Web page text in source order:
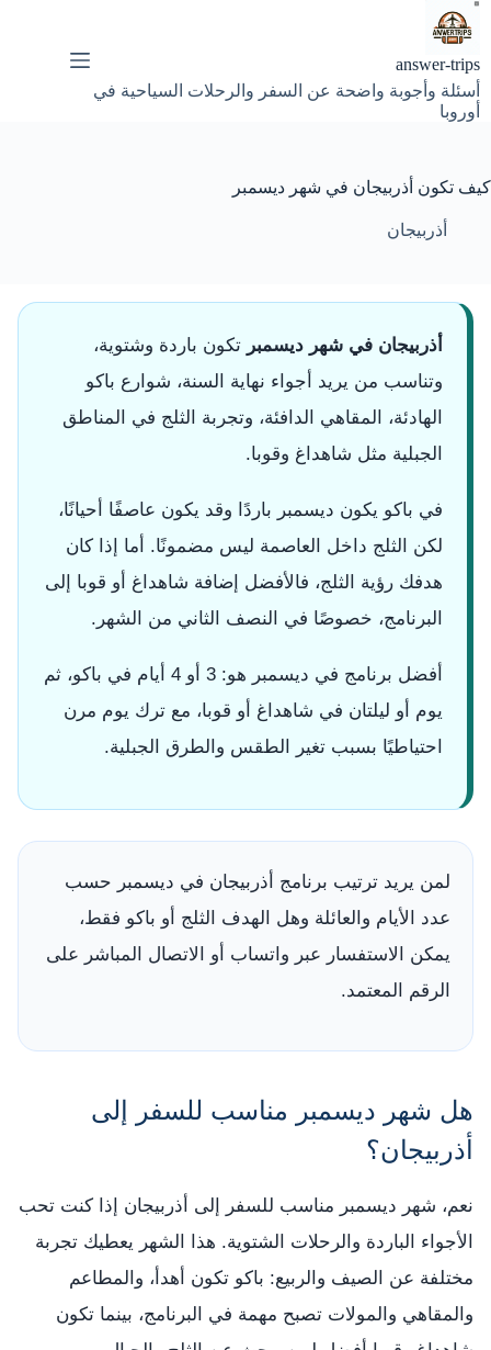
التجاوز
إلى
answer-trips
أسئلة وأجوبة واضحة عن السفر والرحلات السياحية في
أوروبا
كيف تكون أذربيجان في شهر ديسمبر
أذربيجان
أذربيجان في شهر ديسمبر تكون باردة وشتوية،
وتناسب من يريد أجواء نهاية السنة، شوارع باكو
الهادئة، المقاهي الدافئة، وتجربة الثلج في المناطق
الجبلية مثل شاهداغ وقوبا.
في باكو يكون ديسمبر باردًا وقد يكون عاصفًا أحيانًا،
لكن الثلج داخل العاصمة ليس مضمونًا. أما إذا كان
هدفك رؤية الثلج، فالأفضل إضافة شاهداغ أو قوبا إلى
البرنامج، خصوصًا في النصف الثاني من الشهر.
أفضل برنامج في ديسمبر هو: 3 أو 4 أيام في باكو، ثم
يوم أو ليلتان في شاهداغ أو قوبا، مع ترك يوم مرن
احتياطيًا بسبب تغير الطقس والطرق الجبلية.
لمن يريد ترتيب برنامج أذربيجان في ديسمبر حسب
عدد الأيام والعائلة وهل الهدف الثلج أو باكو فقط،
يمكن الاستفسار عبر واتساب أو الاتصال المباشر على
الرقم المعتمد.
هل شهر ديسمبر مناسب للسفر إلى
أذربيجان؟
نعم، شهر ديسمبر مناسب للسفر إلى أذربيجان إذا كنت تحب
الأجواء الباردة والرحلات الشتوية. هذا الشهر يعطيك تجربة
مختلفة عن الصيف والربيع: باكو تكون أهدأ، والمطاعم
والمقاهي والمولات تصبح مهمة في البرنامج، بينما تكون